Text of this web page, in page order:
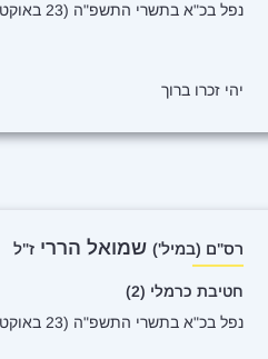
נפל בכ"א בתשרי התשפ"ה (23 באוקטובר 2024)
יהי זכרו ברוך
רס"ם (במיל') שמואל הררי ז"ל
חטיבת כרמלי (2)
נפל בכ"א בתשרי התשפ"ה (23 באוקטובר 2024)